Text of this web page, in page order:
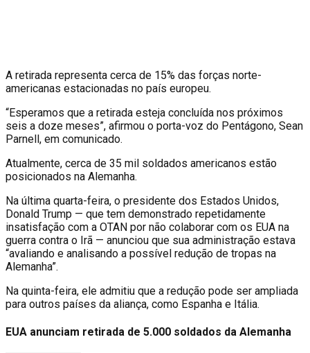
A retirada representa cerca de 15% das forças norte-
americanas estacionadas no país europeu.
“Esperamos que a retirada esteja concluída nos próximos
seis a doze meses”, afirmou o porta-voz do Pentágono, Sean
Parnell, em comunicado.
Atualmente, cerca de 35 mil soldados americanos estão
posicionados na Alemanha.
Na última quarta-feira, o presidente dos Estados Unidos,
Donald Trump — que tem demonstrado repetidamente
insatisfação com a OTAN por não colaborar com os EUA na
guerra contra o Irã — anunciou que sua administração estava
“avaliando e analisando a possível redução de tropas na
Alemanha”.
Na quinta-feira, ele admitiu que a redução pode ser ampliada
para outros países da aliança, como Espanha e Itália.
EUA anunciam retirada de 5.000 soldados da Alemanha